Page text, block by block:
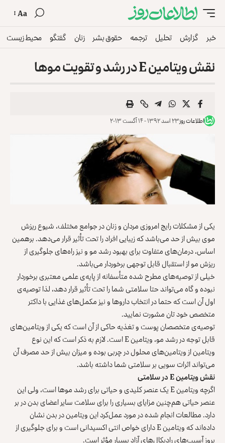
Aa
خبر گزارش تحلیل ترجمه حقوق بشر زنان گفتگو محیط زیست
نقش ویتامین E در رشد و تقویت موها
اطلاعات روز۲۳ اسد ۱۳۹۲ - ۱۴ آگست ۲۰۱۳
یکی از مشکلات رایج امروزی مردان و زنان در جوامع مختلف، شیوع ریزش
موی بیش از حد می‌باشد که زیبایی افراد را تحت تأثیر قرار می‌دهد. بر‌همین
اساس، درمان‌های متفاوت برای بهبود رشد مو و نیز راه‌های جلوگیری از
ریزش مو از استقبال قابل توجهی برخوردار می‌باشد.
خیلی از توصیه‌های مطرح شده متأسفانه از پایه‌ی علمی معتبری برخوردار
نبوده و گاه می‌تواند حتا سلامتی شما را تحت تأثیر قرار دهد، لذا توصیه‌ی
اول آن است که حتما در انتخاب داروها و نیز مکمل‌های غذایی با داکتر
متخصص خود تان مشورت نمایید.
توصیه‌ی متخصصان پوست و تغذیه حاکی از آن است که یکی از ویتامین‌های
قابل توجه در رشد مو، ویتامین E است. لازم به ذکر است که این نوع
ویتامین از ویتامین‌های محلول در چربی بوده و میزان بیش از حد مصرف آن
می‌تواند اثرات سویی بر سلامتی شما داشته باشد.
نقش ویتامینEدر سلامتی
اگرچه ویتامین E یک عنصر کلیدی و حیاتی برای رشد موها است، ولی این
عنصر حیاتی هم‌چنین مزایای بسیاری را برای سلامت سایر اعضای بدن در بر
دارد. مطالعات انجام شده در مورد عمل‌کرد این ویتامین در بدن نشان
داده‌اند که ویتامین E دارای خواص انتی اکسیدانی است و برای جلوگیری از
بروز آسیب‌های رادیکال‌های آزاد بسیار مؤثر است.